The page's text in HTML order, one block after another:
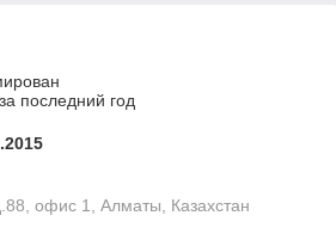
последний год
офис 1, Алматы, Казахстан